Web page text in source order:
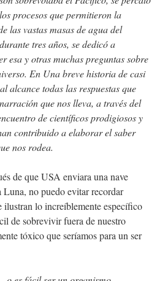
procesos que permitieron la
las vastas masas de agua del
tres años, se dedicó a
esa y otras muchas preguntas sobre
En Una breve historia de casi
alcance todas las respuestas que
que nos lleva, a través del
de científicos prodigiosos y
contribuido a elaborar el saber
nos rodea.
de que USA enviara una nave
no puedo evitar recordar
lo increíblemente específico
de sobrevivir fuera de nuestro
tóxico que seríamos para un ser